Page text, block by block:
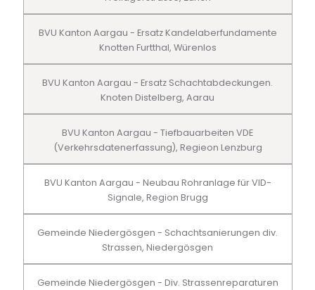
BVU Kanton Aargau - Ersatz Kandelaberfundamente
Knotten Furtthal, Würenlos
BVU Kanton Aargau - Ersatz Schachtabdeckungen.
Knoten Distelberg, Aarau
BVU Kanton Aargau - Tiefbauarbeiten VDE
(Verkehrsdatenerfassung), Regieon Lenzburg
BVU Kanton Aargau - Neubau Rohranlage für VID-
Signale, Region Brugg
Gemeinde Niedergösgen - Schachtsanierungen div.
Strassen, Niedergösgen
Gemeinde Niedergösgen - Div. Strassenreparaturen